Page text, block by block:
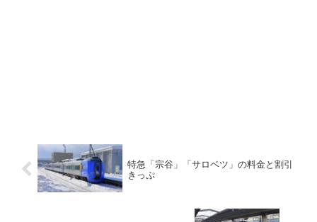
特急「宗谷」「サロベツ」の料金と割引
きっぷ